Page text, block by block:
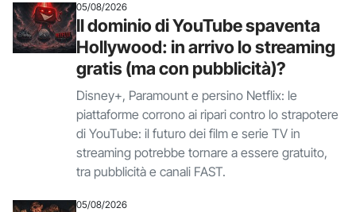
05/08/2026
Il dominio di YouTube spaventa
Hollywood: in arrivo lo streaming
gratis (ma con pubblicità)?
Disney+, Paramount e persino Netflix: le
piattaforme corrono ai ripari contro lo strapotere
di YouTube: il futuro dei film e serie TV in
streaming potrebbe tornare a essere gratuito,
tra pubblicità e canali FAST.
05/08/2026